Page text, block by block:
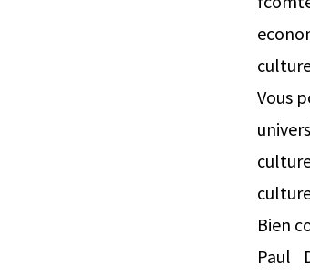
Vous
Bien
Paul